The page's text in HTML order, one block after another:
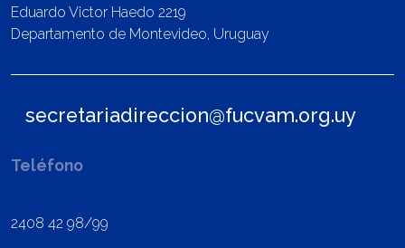
Eduardo Victor Haedo 2219
Departamento de Montevideo, Uruguay
secretariadireccion@fucvam.org.uy
Teléfono
2408 42 98/99